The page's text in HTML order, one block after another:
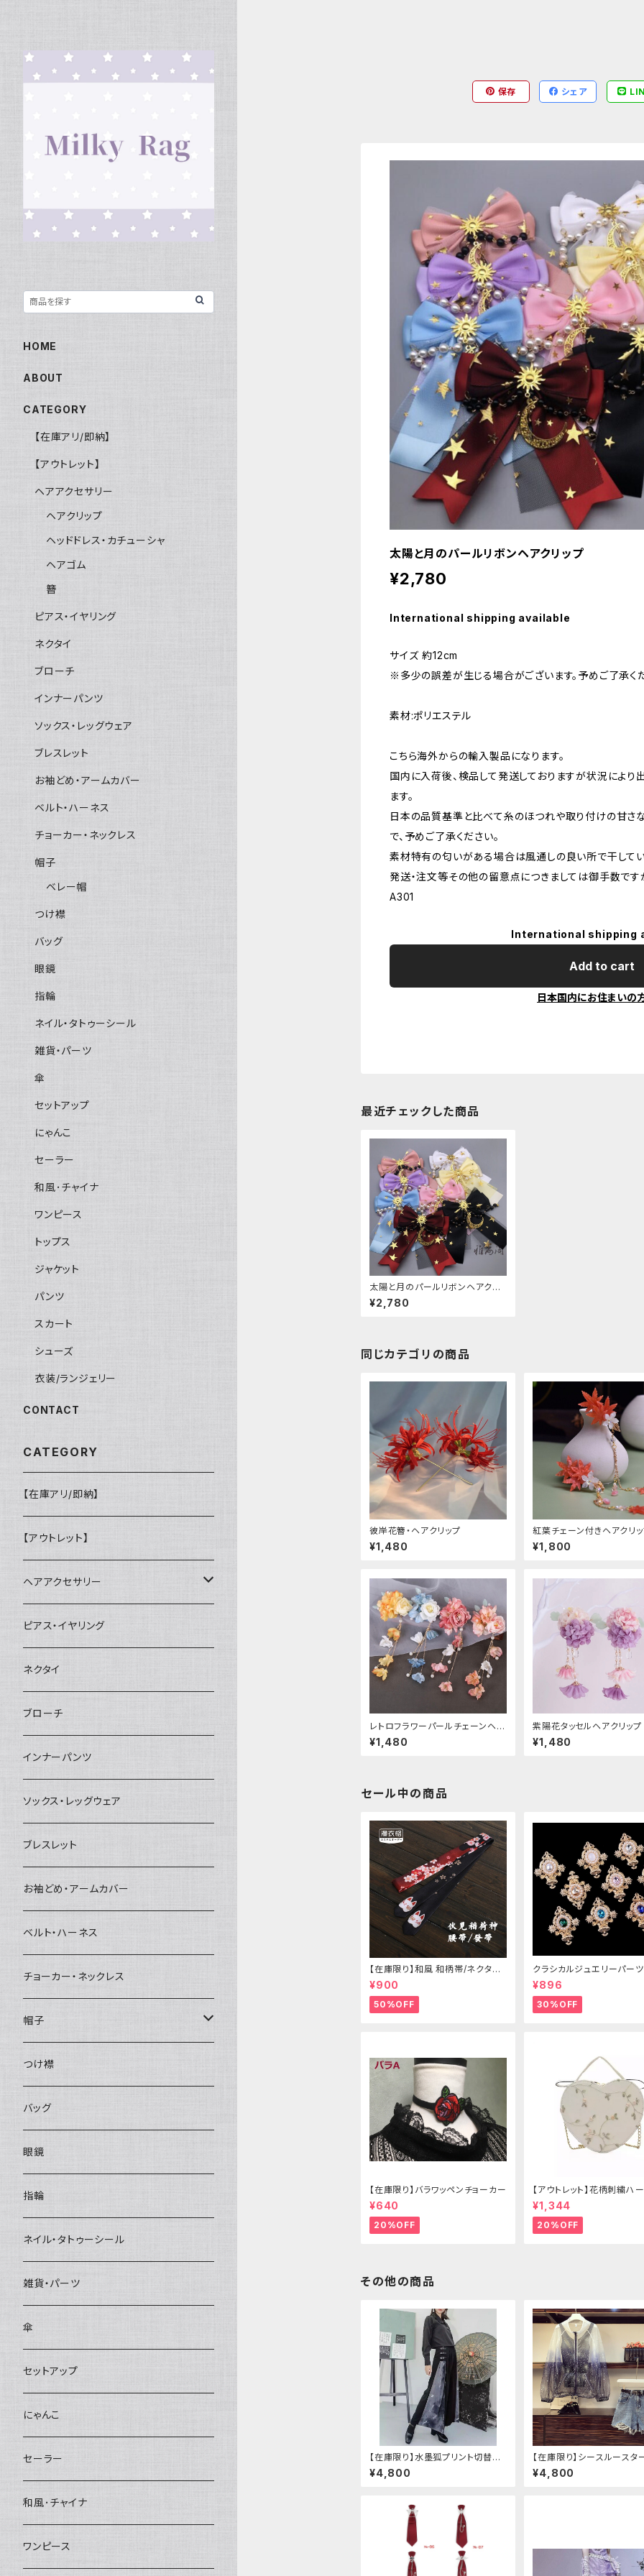
保存 シェア
太陽と月のパールリボンヘアクリップ
¥2,780
International shipping available
サイズ 約12cm
※多少の誤差が生じる場合がございます。予めご了承くだ
素材:ポリエステル
こちら海外からの輸入製品になります。
国内に入荷後、検品して発送しておりますが状況によ
ます。
日本の品質基準と比べて糸のほつれや取り付けの甘さ
で、予めご了承ください。
素材特有の匂いがある場合は風通しの良い所で干してい
発送・注文等その他の留意点につきましては御手数で
A301
International shipping
Add to cart
日本国内にお住まいの
最近チェックした商品
太陽と月のパールリボンヘアクリ
ップ
¥2,780
同じカテゴリの商品
彼岸花簪・ヘアクリップ
¥1,480
紅葉チェーン付きヘアクリ
¥1,800
レトロフラワーパールチェーンヘア
クリップ
¥1,480
紫陽花タッセルヘアクリップ
¥1,480
セール中の商品
【在庫限り】和風 和柄帯/ネクタイ/
リボン（狐面/金魚
¥900
50%OFF
クラシカルジュエリーパーツ
¥896
30%OFF
【在庫限り】バラワッペンチョーカー
¥640
20%OFF
【アウトレット】花柄刺繍ハ
グ
¥1,344
20%OFF
その他の商品
【在庫限り】水墨狐プリント切替サ
イドバックルワイドパンツ（Lサイズ
¥4,800
【在庫限り】シースルースタ
ジャケットデニムパンツセット
¥4,800
HOME
ABOUT
CATEGORY
【在庫アリ/即納】
【アウトレット】
ヘアアクセサリー
ヘアクリップ
ヘッドドレス・カチューシャ
ヘアゴム
簪
ピアス・イヤリング
ネクタイ
ブローチ
インナーパンツ
ソックス・レッグウェア
ブレスレット
お袖どめ・アームカバー
ベルト・ハーネス
チョーカー・ネックレス
帽子
ベレー帽
つけ襟
バッグ
眼鏡
指輪
ネイル・タトゥーシール
雑貨・パーツ
傘
セットアップ
にゃんこ
セーラー
和風･チャイナ
ワンピース
トップス
ジャケット
パンツ
スカート
シューズ
衣装/ランジェリー
CONTACT
CATEGORY
【在庫アリ/即納】
【アウトレット】
ヘアアクセサリー
ヘアクリップ
ヘッドドレス・カチューシャ
ヘアゴム
簪
ピアス・イヤリング
ネクタイ
ブローチ
インナーパンツ
ソックス・レッグウェア
ブレスレット
お袖どめ・アームカバー
ベルト・ハーネス
チョーカー・ネックレス
帽子
ベレー帽
つけ襟
バッグ
眼鏡
指輪
ネイル・タトゥーシール
雑貨・パーツ
傘
セットアップ
にゃんこ
セーラー
和風･チャイナ
ワンピース